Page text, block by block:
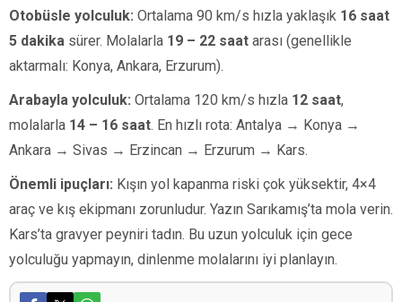
Otobüsle yolculuk: Ortalama 90 km/s hızla yaklaşık 16 saat
5 dakika sürer. Molalarla 19 – 22 saat arası (genellikle
aktarmalı: Konya, Ankara, Erzurum).
Arabayla yolculuk: Ortalama 120 km/s hızla 12 saat,
molalarla 14 – 16 saat. En hızlı rota: Antalya → Konya →
Ankara → Sivas → Erzincan → Erzurum → Kars.
Önemli ipuçları: Kışın yol kapanma riski çok yüksektir, 4×4
araç ve kış ekipmanı zorunludur. Yazın Sarıkamış’ta mola verin.
Kars’ta gravyer peyniri tadın. Bu uzun yolculuk için gece
yolculuğu yapmayın, dinlenme molalarını iyi planlayın.